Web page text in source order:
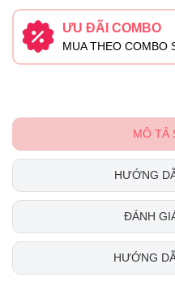
ƯU ĐÃI COMBO
MUA THEO COMBO
MÔ TẢ
HƯỚNG
ĐÁNH
HƯỚNG